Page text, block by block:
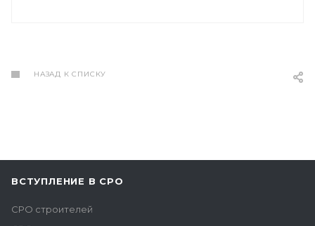
НАЗАД К СПИСКУ
ВСТУПЛЕНИЕ В СРО
СРО строителей